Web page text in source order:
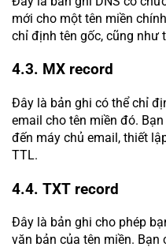
mới cho một tên miền
chỉ định tên gốc, cũng như
4.3. MX record
Đây là bản ghi có thể chỉ
email cho tên miền đó.
đến máy chủ email, thiết
TTL.
4.4. TXT record
Đây là bản ghi cho phép
văn bản của tên miền. Bạn